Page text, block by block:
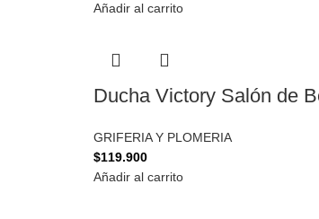
Añadir al carrito
Ducha Victory Salón de
GRIFERIA Y PLOMERIA
$119.900
Añadir al carrito